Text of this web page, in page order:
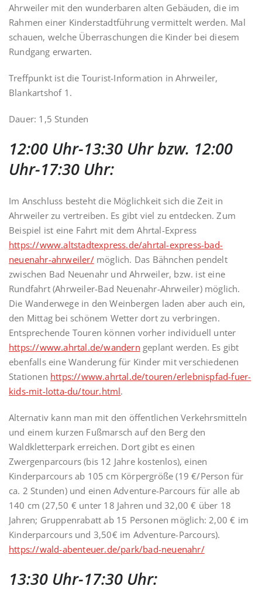
Ahrweiler mit den wunderbaren alten Gebäuden, die im
Rahmen einer Kinderstadtführung vermittelt werden. Mal
schauen, welche Überraschungen die Kinder bei diesem
Rundgang erwarten.
Treffpunkt ist die Tourist-Information in Ahrweiler,
Blankartshof 1.
Dauer: 1,5 Stunden
12:00 Uhr-13:30 Uhr bzw. 12:00
Uhr-17:30 Uhr:
Im Anschluss besteht die Möglichkeit sich die Zeit in
Ahrweiler zu vertreiben. Es gibt viel zu entdecken. Zum
Beispiel ist eine Fahrt mit dem Ahrtal-Express
https://www.altstadtexpress.de/ahrtal-express-bad-
neuenahr-ahrweiler/möglich. Das Bähnchen pendelt
zwischen Bad Neuenahr und Ahrweiler, bzw. ist eine
Rundfahrt (Ahrweiler-Bad Neuenahr-Ahrweiler) möglich.
Die Wanderwege in den Weinbergen laden aber auch ein,
den Mittag bei schönem Wetter dort zu verbringen.
Entsprechende Touren können vorher individuell unter
https://www.ahrtal.de/wandern geplant werden. Es gibt
ebenfalls eine Wanderung für Kinder mit verschiedenen
Stationen https://www.ahrtal.de/touren/erlebnispfad-fuer-
kids-mit-lotta-du/tour.html.
Alternativ kann man mit den öffentlichen Verkehrsmitteln
und einem kurzen Fußmarsch auf den Berg den
Waldkletterpark erreichen. Dort gibt es einen
Zwergenparcours (bis 12 Jahre kostenlos), einen
Kinderparcours ab 105 cm Körpergröße (19 €/Person für
ca. 2 Stunden) und einen Adventure-Parcours für alle ab
140 cm (27,50 € unter 18 Jahren und 32,00 € über 18
Jahren; Gruppenrabatt ab 15 Personen möglich: 2,00 € im
Kinderparcours und 3,50€ im Adventure-Parcours).
https://wald-abenteuer.de/park/bad-neuenahr/
13:30 Uhr-17:30 Uhr: